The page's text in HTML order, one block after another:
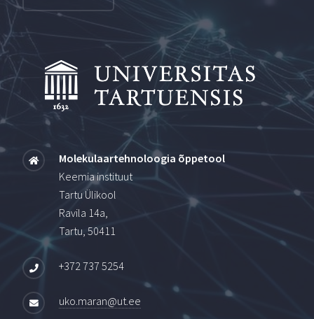
Molekulaartehnoloogia õppetool
Keemia instituut
Tartu Ülikool
Ravila 14a,
Tartu, 50411
+372 737 5254
uko.maran@ut.ee